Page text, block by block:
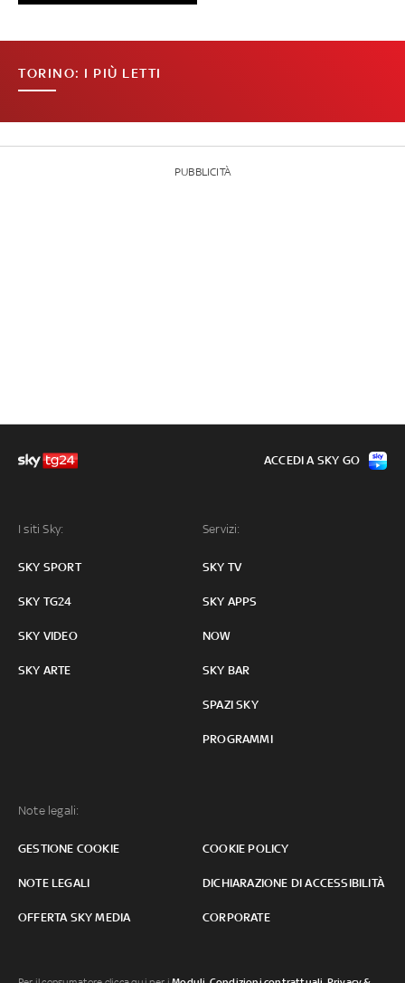
TORINO: I PIÙ LETTI
PUBBLICITÀ
I siti Sky:
SKY SPORT
SKY TG24
SKY VIDEO
SKY ARTE
Servizi:
SKY TV
SKY APPS
NOW
SKY BAR
SPAZI SKY
PROGRAMMI
Note legali:
GESTIONE COOKIE COOKIE POLICY
NOTE LEGALI DICHIARAZIONE DI ACCESSIBILITÀ
OFFERTA SKY MEDIA CORPORATE
ACCEDI A SKY GO